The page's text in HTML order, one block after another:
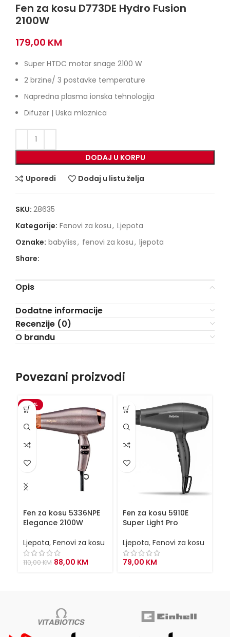
Fen za kosu D773DE Hydro Fusion
2100W
179,00 KM
Super HTDC motor snage 2100 W
2 brzine/ 3 postavke temperature
Napredna plasma ionska tehnologija
Difuzer | Uska mlaznica
DODAJ U KORPU
Uporedi Dodaj u listu želja
SKU: 28635
Kategorije: Fenovi za kosu, Ljepota
Oznake: babyliss, fenovi za kosu, ljepota
Share:
Opis
Dodatne informacije
Recenzije (0)
O brandu
Povezani proizvodi
-20%
Fen za kosu 5336NPE
Elegance 2100W
Ljepota, Fenovi za kosu
110,00KM Original
88,00 KM
Fen za kosu 5910E
Super Light Pro
Ljepota, Fenovi za kosu
79,00 KM